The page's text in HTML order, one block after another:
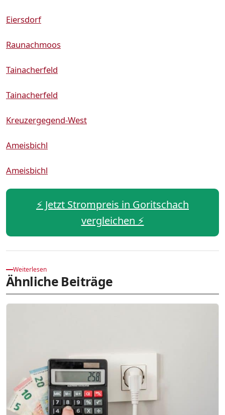
Eiersdorf
Raunachmoos
Tainacherfeld
Tainacherfeld
Kreuzergegend-West
Ameisbichl
Ameisbichl
⚡️ Jetzt Strompreis in Goritschach
vergleichen ⚡️
Weiterlesen
Ähnliche Beiträge